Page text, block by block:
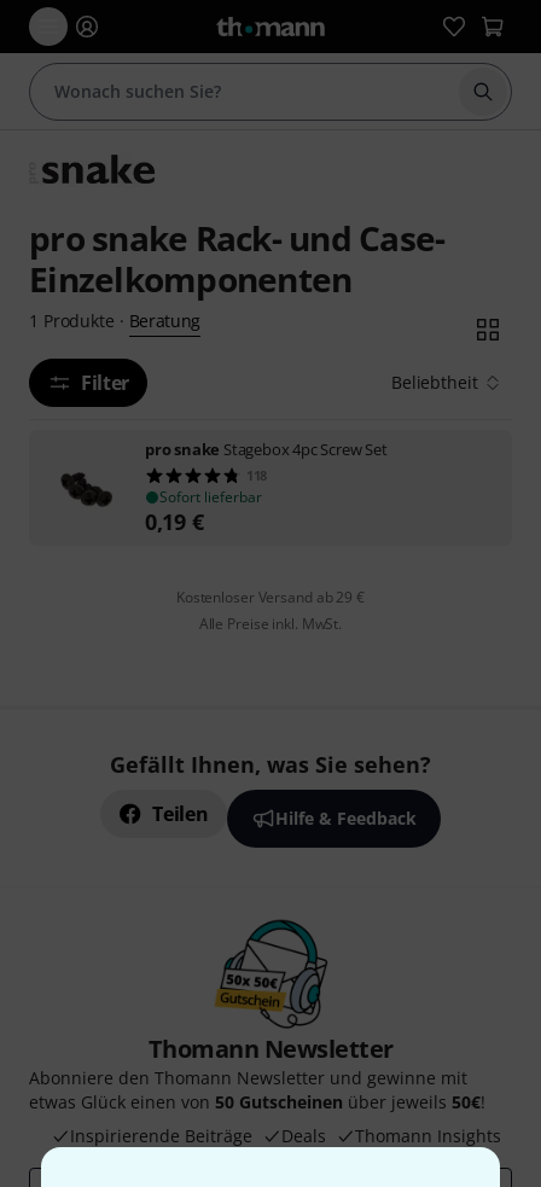
Suche
pro snake Rack- und Case-
Einzelkomponenten
1 Produkte · Beratung
Filter Beliebtheit
pro snake Stagebox 4pc Screw Set
118
Sofort lieferbar
0,19 €
Kostenloser Versand ab 29 €
Alle Preise inkl. MwSt.
Gefällt Ihnen, was Sie sehen?
Teilen Hilfe & Feedback
Thomann Newsletter
Abonniere den Thomann Newsletter und gewinne mit
etwas Glück einen von 50 Gutscheinen über jeweils 50€!
Inspirierende Beiträge
Deals Thomann Insights